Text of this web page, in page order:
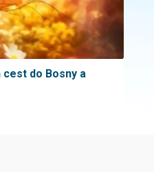
do Bosny a